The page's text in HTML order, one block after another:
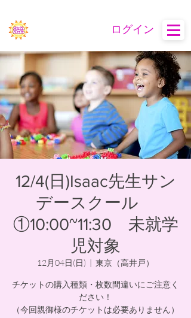
ログイン
12/4(日)Isaac先生サン
デースクール
①10:00~11:30 未就学
児対象
12月04日(日)
  |
東京（高井戸）
チケットの購入種類・枚数間違いにご注意く
ださい！
（今回親御様のチケットは必要ありません）